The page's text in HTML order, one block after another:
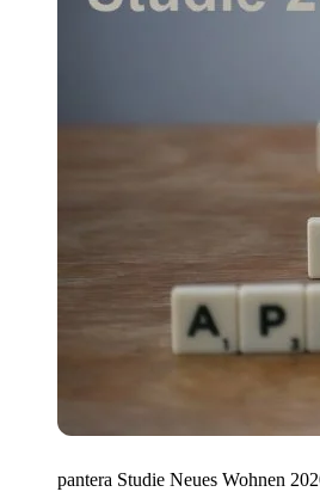
pantera Studie Neues Wohnen